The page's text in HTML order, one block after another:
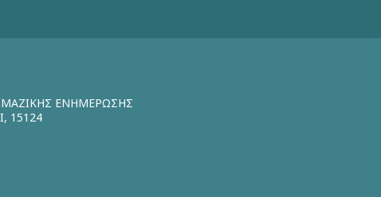
ΜΑΖΙΚΗΣ ΕΝΗΜΕΡΩΣΗΣ
15124